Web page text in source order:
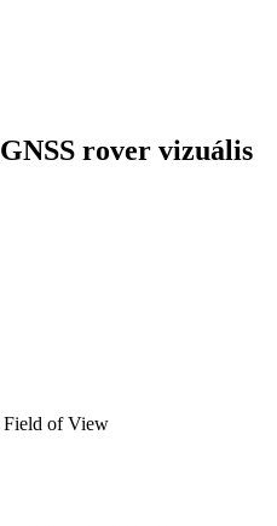
GNSS rover vizuális